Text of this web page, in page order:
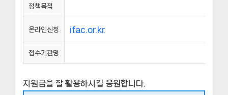
정책목적
온라인신청 ifac.or.kr
접수기관명
지원금을 잘 활용하시길 응원합니다.